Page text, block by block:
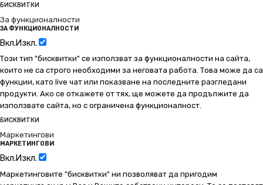
БИСКВИТКИ
За функционалности
ЗА ФУНКЦИОНАЛНОСТИ
Вкл.Изкл.
Този тип "бисквитки" се използват за функционалности на сайта,
които не са строго необходими за неговата работа. Това може да са
функции, като live чат или показване на последните разгледани
продукти. Ако се откажете от тях, ще можете да продължите да
използвате сайта, но с ограничена функционалност.
БИСКВИТКИ
Маркетингови
МАРКЕТИНГОВИ
Вкл.Изкл.
Маркетинговите "бисквитки" ни позволяват да пригодим